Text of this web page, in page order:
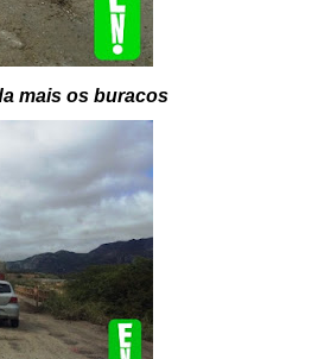
mais os buracos